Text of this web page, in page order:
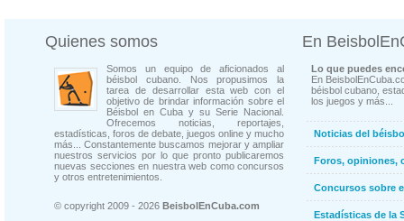
Quienes somos
Somos un equipo de aficionados al
béisbol cubano. Nos propusimos la
tarea de desarrollar esta web con el
objetivo de brindar información sobre el
Béisbol en Cuba y su Serie Nacional.
Ofrecemos noticias, reportajes,
estadísticas, foros de debate, juegos online y mucho
más... Constantemente buscamos mejorar y ampliar
nuestros servicios por lo que pronto publicaremos
nuevas secciones en nuestra web como concursos
y otros entretenimientos.
© copyright 2009 - 2026 BeisbolEnCuba.com
En
Lo que puedes
En
béisbol cubano,
los juegos y más...
Noticias del
Foros, opiniones,
Concursos sobre
Estadísticas de la